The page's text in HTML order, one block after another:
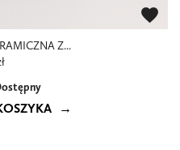
Z...
favorite